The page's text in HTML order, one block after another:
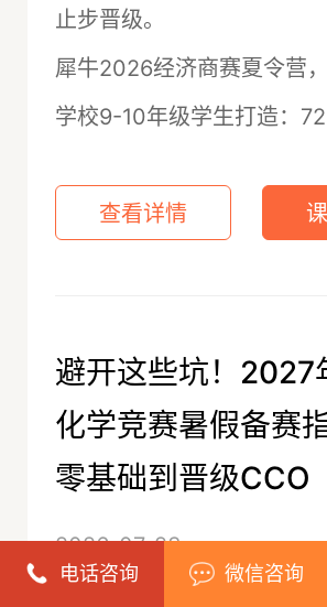
止步晋级。
犀牛2026经济商赛夏令营
学校9-10年级学生打造：72
查看详情
避开这些坑！2027
化学竞赛暑假备赛
零基础到晋级CCO
2026-07-23
电话咨询 微信咨询